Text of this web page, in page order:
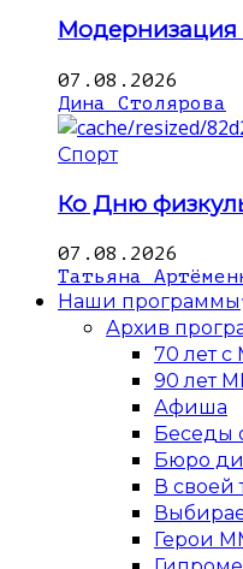
Модернизация
07.08.2026
Дина Столярова
Спорт
Ко Дню
07.08.2026
Татьяна
Наши программы
Архив
70 лет с
90 лет
Афиша
Беседы
Бюро
В своей
Герои